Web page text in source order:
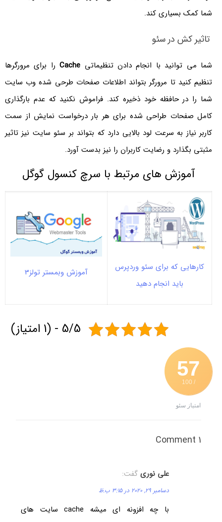
شما کمک بسیاری کند.
تاثیر کش در سئو
شما می توانید با انجام دادن تنظیماتی Cacheرا برای مرورگرها
تنظیم کنید تا مرورگر بتواند اطلاعات صفحات طرحی شده وب سایت
شما را در حافظه خود ذخیره کند. فراموش نکنید که عدم بارگذاری
کامل صفحات طراحی شده برای هر بار درخواست نمایش از سمت
کاربر نیاز به سرعت لود بالایی دارد که بتواند بر سئو سایت نیز تاثیر
مثبتی بگذارد و رضایت کاربران را نیز بدست آورد.
آموزش های مرتبط با سرچ کنسول گوگل
کارهایی که برای سئو وردپرس
باید انجام دهید
آموزش وبمستر تولز3
5/5 - (1 امتیاز)
57
/ 100
امتیاز سئو
علی نوری گفت:
دسامبر 29, 2020 در 3:15 ب.ظ
با چه افزونه ای میشه cache سایت های